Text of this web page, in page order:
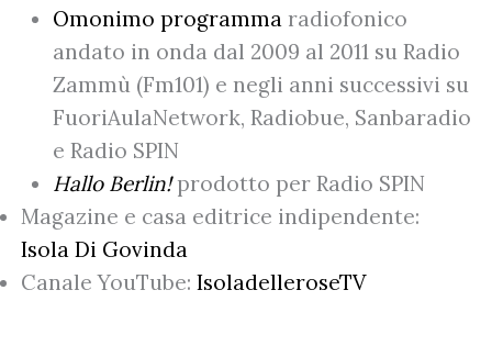
Omonimo programmaradiofonico
andato in onda dal 2009 al 2011 su Radio
Zammù (Fm101) e negli anni successivi su
FuoriAulaNetwork, Radiobue, Sanbaradio
e Radio SPIN
Hallo Berlin!prodotto per Radio SPIN
Magazine e casa editrice indipendente:
Isola Di Govinda
Canale YouTube: IsoladelleroseTV